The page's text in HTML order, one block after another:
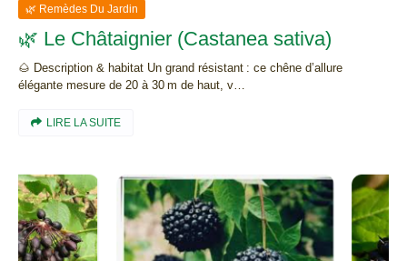
🌿 Remèdes Du Jardin
🌿 Le Châtaignier (Castanea sativa)
🌰 Description & habitat Un grand résistant : ce chêne d’allure
élégante mesure de 20 à 30 m de haut, v…
LIRE LA SUITE